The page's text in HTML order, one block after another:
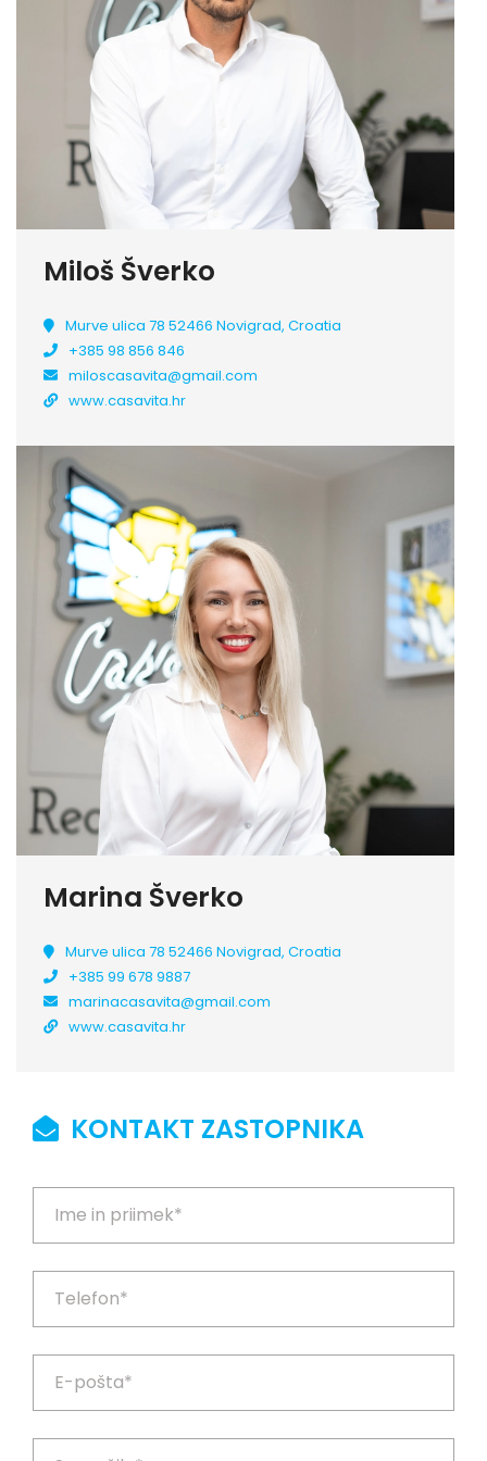
Miloš Šverko
Murve ulica 78 52466 Novigrad, Croatia
+385 98 856 846
miloscasavita@gmail.com
www.casavita.hr
Marina Šverko
Murve ulica 78 52466 Novigrad, Croatia
+385 99 678 9887
marinacasavita@gmail.com
www.casavita.hr
KONTAKT ZASTOPNIKA